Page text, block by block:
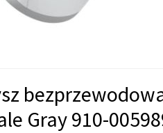
Gray 910-